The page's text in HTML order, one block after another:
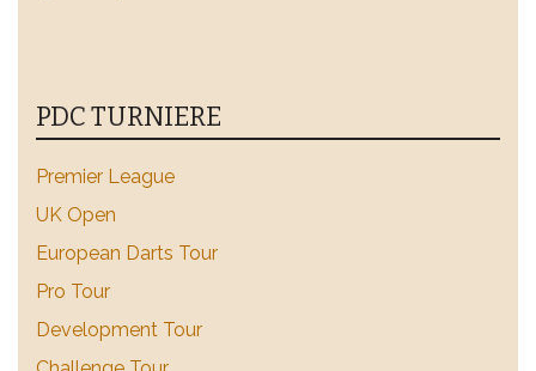
PDC TURNIERE
Premier League
UK Open
European Darts Tour
Pro Tour
Development Tour